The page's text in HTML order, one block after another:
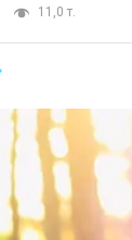
11,0 т.